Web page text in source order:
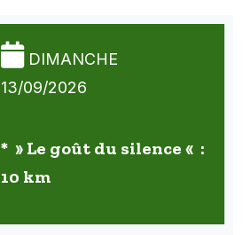
DIMANCHE
13/09/2026
* » Le goût du silence « :
10 km